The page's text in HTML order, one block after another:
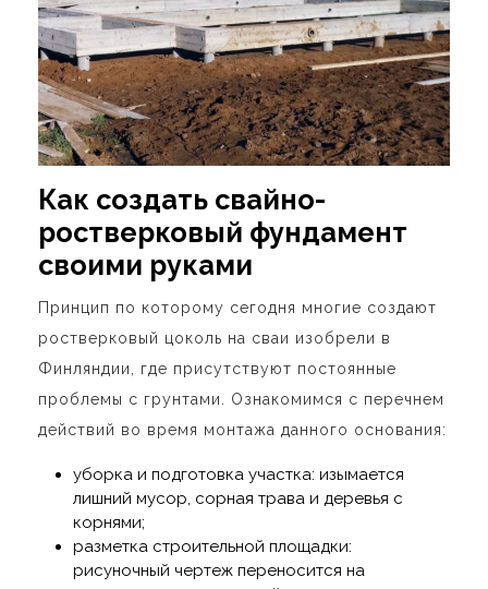
Как создать свайно-
ростверковый фундамент
своими руками
Принцип по которому сегодня многие создают
ростверковый цоколь на сваи изобрели в
Финляндии, где присутствуют постоянные
проблемы с грунтами. Ознакомимся с перечнем
действий во время монтажа данного основания:
уборка и подготовка участка: изымается
лишний мусор, сорная трава и деревья с
корнями;
разметка строительной площадки:
рисуночный чертеж переносится на